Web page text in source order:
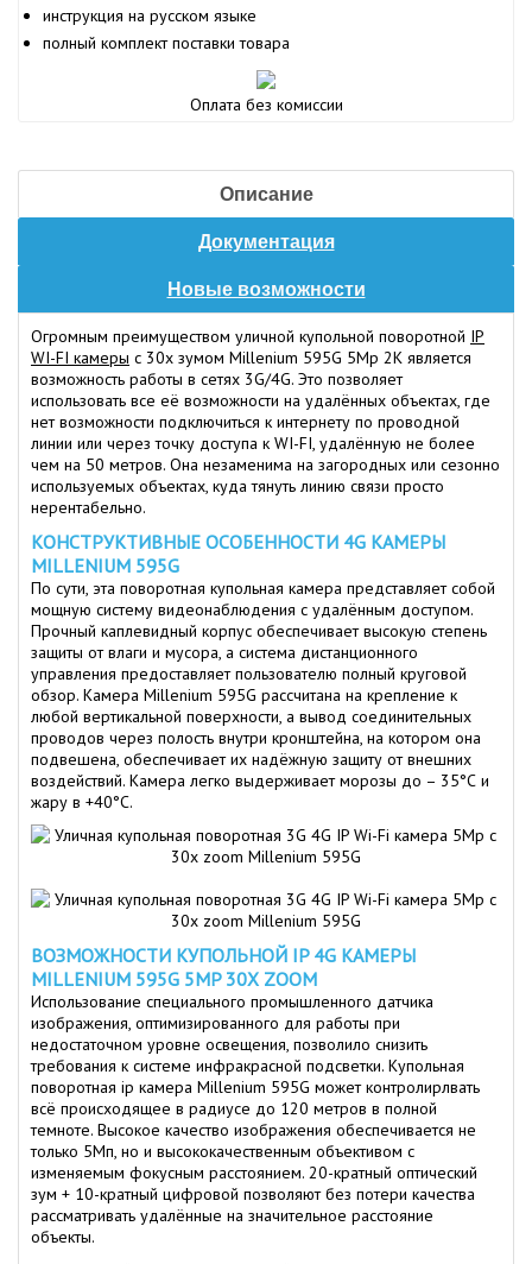
инструкция на русском языке
полный комплект поставки товара
Оплата без комиссии
Описание
Документация
Новые возможности
Огромным преимуществом уличной купольной поворотной IP
WI-FI камеры c 30х зумом Millenium 595G 5Mp 2K является
возможность работы в сетях 3G/4G. Это позволяет
использовать все её возможности на удалённых объектах, где
нет возможности подключиться к интернету по проводной
линии или через точку доступа к WI-FI, удалённую не более
чем на 50 метров. Она незаменима на загородных или сезонно
используемых объектах, куда тянуть линию связи просто
нерентабельно.
КОНСТРУКТИВНЫЕ ОСОБЕННОСТИ 4G КАМЕРЫ
MILLENIUM 595G
По сути, эта поворотная купольная камера представляет собой
мощную систему видеонаблюдения с удалённым доступом.
Прочный каплевидный корпус обеспечивает высокую степень
защиты от влаги и мусора, а система дистанционного
управления предоставляет пользователю полный круговой
обзор. Камера Millenium 595G рассчитана на крепление к
любой вертикальной поверхности, а вывод соединительных
проводов через полость внутри кронштейна, на котором она
подвешена, обеспечивает их надёжную защиту от внешних
воздействий. Камера легко выдерживает морозы до – 35°С и
жару в +40°С.
ВОЗМОЖНОСТИ КУПОЛЬНОЙ IP 4G КАМЕРЫ
MILLENIUM 595G 5MP 30X ZOOM
Использование специального промышленного датчика
изображения, оптимизированного для работы при
недостаточном уровне освещения, позволило снизить
требования к системе инфракрасной подсветки. Купольная
поворотная ip камера Millenium 595G может контролирлвать
всё происходящее в радиусе до 120 метров в полной
темноте. Высокое качество изображения обеспечивается не
только 5Мп, но и высококачественным объективом с
изменяемым фокусным расстоянием. 20-кратный оптический
зум + 10-кратный цифровой позволяют без потери качества
рассматривать удалённые на значительное расстояние
объекты.